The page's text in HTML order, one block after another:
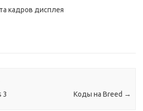
кадров дисплея
3 Коды на Breed →